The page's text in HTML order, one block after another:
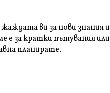
ви за нови знания и
е за кратки пътувания или
планирате.